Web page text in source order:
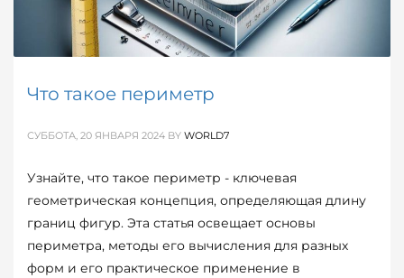
Что такое периметр
СУББОТА, 20 ЯНВАРЯ 2024 BY WORLD7
Узнайте, что такое периметр - ключевая
геометрическая концепция, определяющая длину
границ фигур. Эта статья освещает основы
периметра, методы его вычисления для разных
форм и его практическое применение в